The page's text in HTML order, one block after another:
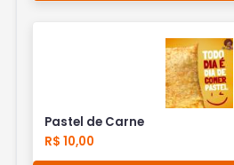
Pastel de Carne
R$ 10,00